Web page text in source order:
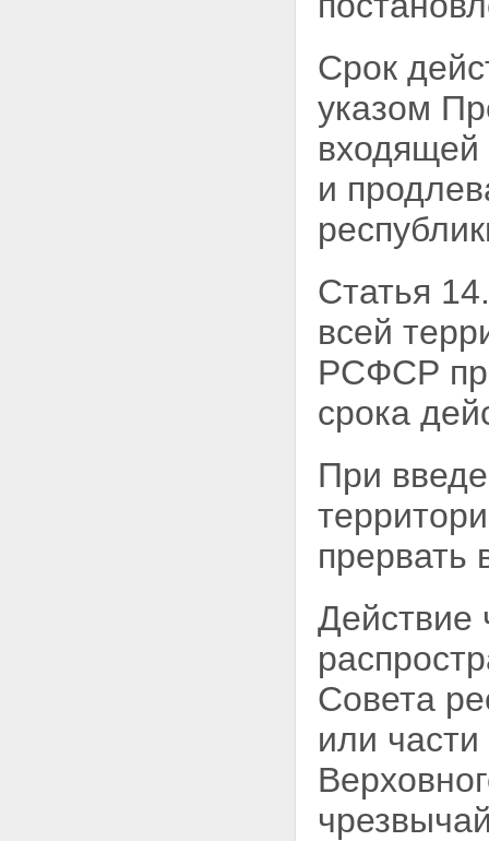
Срок
указом
и
Статья
всей
РСФСР
срока
При
прервать
Действие
Совета
или